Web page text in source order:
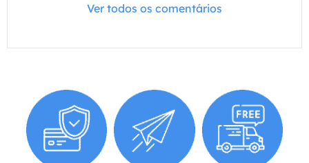
Ver todos os comentários